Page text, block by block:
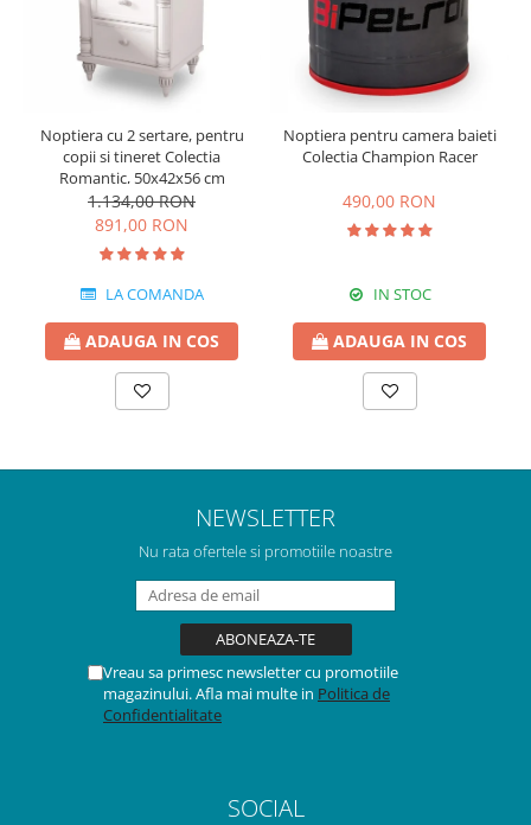
Noptiera cu 2 sertare, pentru
copii si tineret Colectia
Romantic, 50x42x56 cm
1.134,00 RON
891,00 RON
LA COMANDA
ADAUGA IN COS
Noptiera pentru camera baieti
Colectia Champion Racer
490,00 RON
IN STOC
ADAUGA IN COS
NEWSLETTER
Nu rata ofertele si promotiile noastre
Vreau sa primesc newsletter cu promotiile
magazinului. Afla mai multe in Politica de
Confidentialitate
SOCIAL